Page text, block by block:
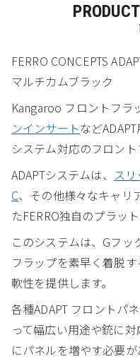
FERRO CONCEPTS
マルチカムブラック
Kangaroo フロントフラ
ンインサートなど
システム対応のフロント
ADAPTシステムは、 ス
C、その他様々なキャリ
たFERRO独自のプラッ
このシステムは、Gフ
フラップを素早く着脱
軟性を提供します。
各種ADAPT フロントパ
って幅広い用途や銃に
にパネルを増やす必要が